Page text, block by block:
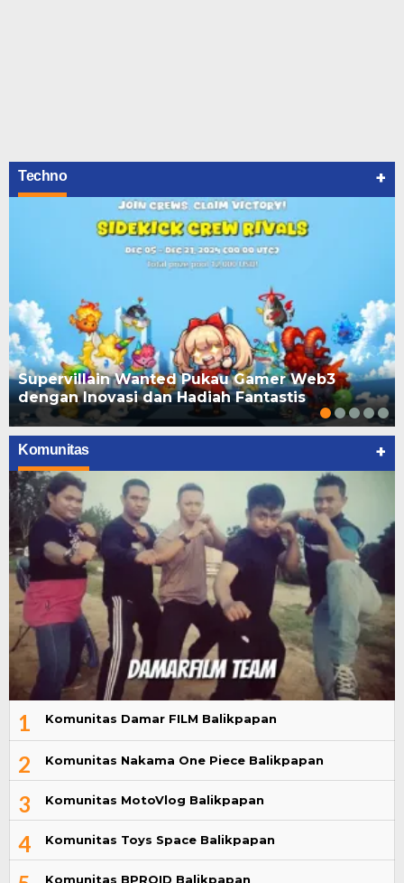
Techno +
Supervillain Wanted Pukau Gamer Web3
dengan Inovasi dan Hadiah Fantastis
Komunitas +
1 Komunitas Damar FILM Balikpapan
2 Komunitas Nakama One Piece Balikpapan
3 Komunitas MotoVlog Balikpapan
4 Komunitas Toys Space Balikpapan
Komunitas BPROID Balikpapan